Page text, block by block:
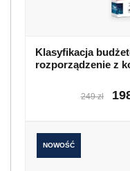
Klasyfikacja
rozporządzenie z
249 zł
NOWOŚĆ